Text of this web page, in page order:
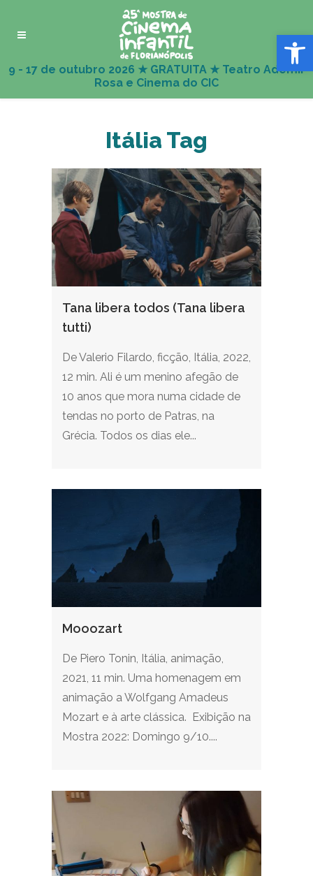
Abrir
Itália Tag
Tana libera todos (Tana libera
tutti)
De Valerio Filardo, ficção, Itália, 2022,
12 min. Ali é um menino afegão de
10 anos que mora numa cidade de
tendas no porto de Patras, na
Grécia. Todos os dias ele...
Mooozart
De Piero Tonin, Itália, animação,
2021, 11 min. Uma homenagem em
animação a Wolfgang Amadeus
Mozart e à arte clássica. Exibição na
Mostra 2022: Domingo 9/10....